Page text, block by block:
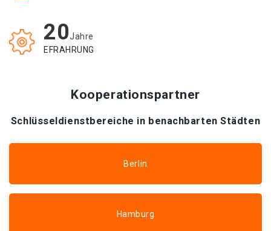
20Jahre
EFRAHRUNG
Kooperationspartner
Schlüsseldienstbereiche in benachbarten Städten
Berlin
Hamburg